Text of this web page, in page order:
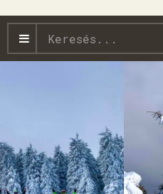
Keresés...
Hófödte